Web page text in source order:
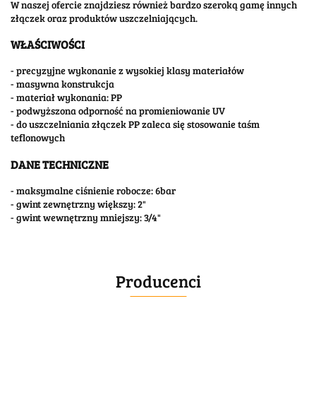
W naszej ofercie znajdziesz również bardzo szeroką gamę innych
złączek oraz produktów uszczelniających.
WŁAŚCIWOŚCI
- precyzyjne wykonanie z wysokiej klasy materiałów
- masywna konstrukcja
- materiał wykonania: PP
- podwyższona odporność na promieniowanie UV
- do uszczelniania złączek PP zaleca się stosowanie taśm
teflonowych
DANE TECHNICZNE
- maksymalne ciśnienie robocze: 6bar
- gwint zewnętrzny większy: 2"
- gwint wewnętrzny mniejszy: 3/4"
Producenci